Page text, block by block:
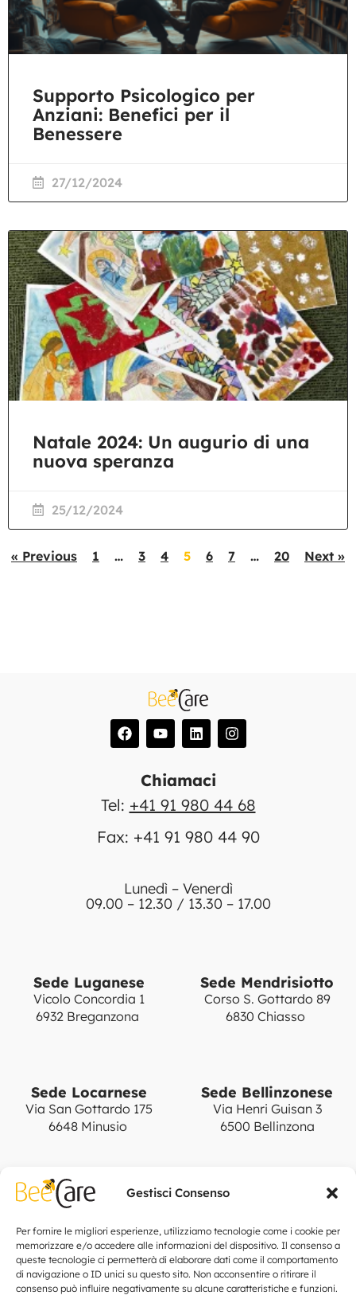
Gestisci Consenso
Per fornire le migliori esperienze, utilizziamo tecnologie come i cookie per
memorizzare e/o accedere alle informazioni del dispositivo. Il consenso a
queste tecnologie ci permetterà di elaborare dati come il comportamento
di navigazione o ID unici su questo sito. Non acconsentire o ritirare il
consenso può influire negativamente su alcune caratteristiche e funzioni.
Supporto Psicologico per
Anziani: Benefici per il
Benessere
27/12/2024
Natale 2024: Un augurio di una
nuova speranza
25/12/2024
« Previous 1 … 3 4 5 6 7 … 20 Next »
Chiamaci
Tel: +41 91 980 44 68
Fax: +41 91 980 44 90
Lunedì – Venerdì
09.00 – 12.30 / 13.30 – 17.00
Sede Luganese
Vicolo Concordia 1
6932 Breganzona
Sede Mendrisiotto
Corso S. Gottardo 89
6830 Chiasso
Sede Locarnese
Via San Gottardo 175
6648 Minusio
Sede Bellinzonese
Via Henri Guisan 3
6500 Bellinzona
Privacy Policy